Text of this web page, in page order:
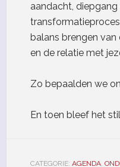
aandacht, diepgang
balans brengen
en de relatie met
Zo bepaalden we
En toen bleef het
CATEGORIE: AGENDA,